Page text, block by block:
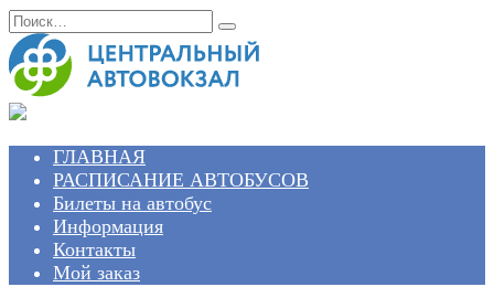
Перейти
к
содержанию
Search
for:
ГЛАВНАЯ
РАСПИСАНИЕ АВТОБУСОВ
Билеты на автобус
Информация
Контакты
Мой заказ